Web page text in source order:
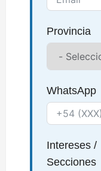
Provincia
WhatsApp
Intereses /
Secciones